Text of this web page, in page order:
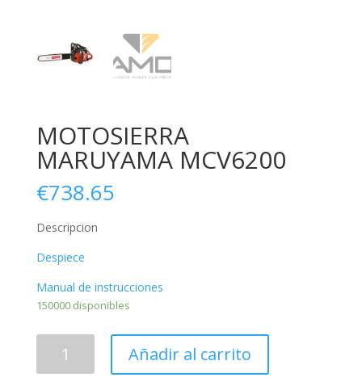
MOTOSIERRA
MARUYAMA MCV6200
€738.65
Descripcion
Despiece
Manual de instrucciones
150000 disponibles
MARUYAMA
Añadir al carrito